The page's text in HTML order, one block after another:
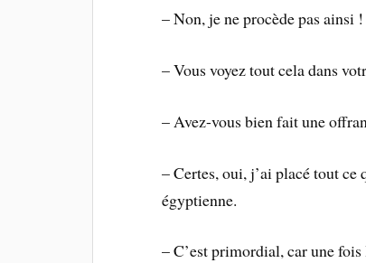
– Non, je ne procède pas ainsi !
– Vous voyez tout cela dans
– Avez-vous bien fait une
– Certes, oui, j’ai placé tout ce
égyptienne.
– C’est primordial, car une